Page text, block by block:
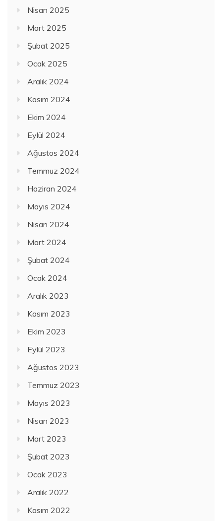
Nisan 2025
Mart 2025
Şubat 2025
Ocak 2025
Aralık 2024
Kasım 2024
Ekim 2024
Eylül 2024
Ağustos 2024
Temmuz 2024
Haziran 2024
Mayıs 2024
Nisan 2024
Mart 2024
Şubat 2024
Ocak 2024
Aralık 2023
Kasım 2023
Ekim 2023
Eylül 2023
Ağustos 2023
Temmuz 2023
Mayıs 2023
Nisan 2023
Mart 2023
Şubat 2023
Ocak 2023
Aralık 2022
Kasım 2022